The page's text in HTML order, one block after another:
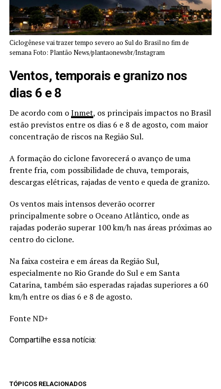
Ciclogênese vai trazer tempo severo ao Sul do Brasil no fim de
semana Foto: Plantão News/plantaonewsbr/Instagram
Ventos, temporais e granizo nos
dias 6 e 8
De acordo com oInmet, os principais impactos no Brasil
estão previstos entre os dias 6 e 8 de agosto, com maior
concentração de riscos na Região Sul.
A formação do ciclone favorecerá o avanço de uma
frente fria, com possibilidade de chuva, temporais,
descargas elétricas, rajadas de vento e queda de granizo.
Os ventos mais intensos deverão ocorrer
principalmente sobre o Oceano Atlântico, onde as
rajadas poderão superar 100 km/h nas áreas próximas ao
centro do ciclone.
Na faixa costeira e em áreas da Região Sul,
especialmente no Rio Grande do Sul e em Santa
Catarina, também são esperadas rajadas superiores a 60
km/h entre os dias 6 e 8 de agosto.
Fonte ND+
Compartilhe essa notícia:
TÓPICOS RELACIONADOS